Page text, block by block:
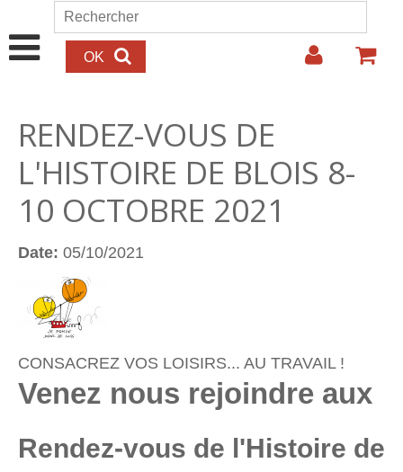
Aller au contenu principal
Formulaire de recherche
Rechercher
RENDEZ-VOUS DE
L'HISTOIRE DE BLOIS 8-
10 OCTOBRE 2021
Date: 05/10/2021
CONSACREZ VOS LOISIRS... AU TRAVAIL !
Venez nous rejoindre aux
Rendez-vous de l'Histoire de